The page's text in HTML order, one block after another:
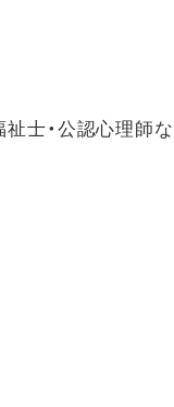
祉士・公認心理師な